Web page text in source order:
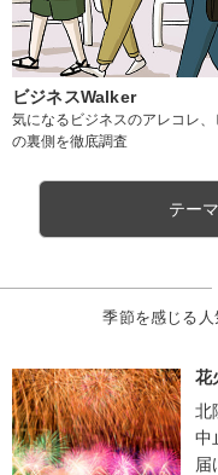
ビジネスWalker
気になるビジネスのアレコレ、
の裏側を徹底調査
テー
季節を感じる
花
北
中
届